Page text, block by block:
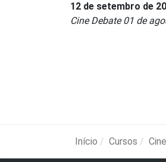
12 de setembro de
Cine Debate 01 de
Início Cursos